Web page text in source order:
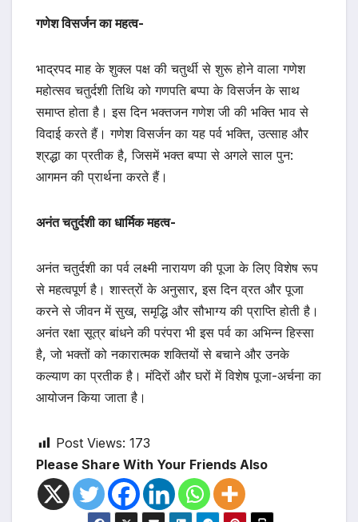
गणेश विसर्जन का महत्व-
भाद्रपद माह के शुक्ल पक्ष की चतुर्थी से शुरू होने वाला गणेश
महोत्सव चतुर्दशी तिथि को गणपति बप्पा के विसर्जन के साथ
समाप्त होता है। इस दिन भक्तजन गणेश जी की भक्ति भाव से
विदाई करते हैं। गणेश विसर्जन का यह पर्व भक्ति, उत्साह और
श्रद्धा का प्रतीक है, जिसमें भक्त बप्पा से अगले साल पुन:
आगमन की प्रार्थना करते हैं।
अनंत चतुर्दशी का धार्मिक महत्व-
अनंत चतुर्दशी का पर्व लक्ष्मी नारायण की पूजा के लिए विशेष रूप
से महत्वपूर्ण है। शास्त्रों के अनुसार, इस दिन व्रत और पूजा
करने से जीवन में सुख, समृद्धि और सौभाग्य की प्राप्ति होती है।
अनंत रक्षा सूत्र बांधने की परंपरा भी इस पर्व का अभिन्न हिस्सा
है, जो भक्तों को नकारात्मक शक्तियों से बचाने और उनके
कल्याण का प्रतीक है। मंदिरों और घरों में विशेष पूजा-अर्चना का
आयोजन किया जाता है।
Post Views: 173
Please Share With Your Friends Also